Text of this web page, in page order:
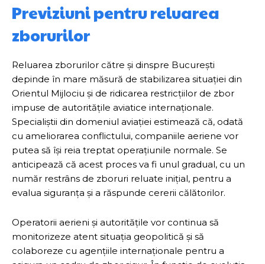
Previziuni pentru reluarea
zborurilor
Reluarea zborurilor către și dinspre București
depinde în mare măsură de stabilizarea situației din
Orientul Mijlociu și de ridicarea restricțiilor de zbor
impuse de autoritățile aviatice internaționale.
Specialiștii din domeniul aviației estimează că, odată
cu ameliorarea conflictului, companiile aeriene vor
putea să își reia treptat operațiunile normale. Se
anticipează că acest proces va fi unul gradual, cu un
număr restrâns de zboruri reluate inițial, pentru a
evalua siguranța și a răspunde cererii călătorilor.
Operatorii aerieni și autoritățile vor continua să
monitorizeze atent situația geopolitică și să
colaboreze cu agențiile internaționale pentru a